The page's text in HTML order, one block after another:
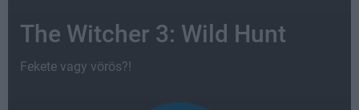
The Witcher 3: Wild Hunt
Fekete vagy vörös?!